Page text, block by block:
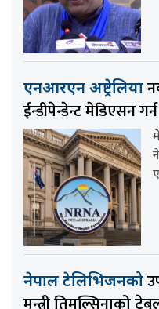
एनआरएन अष्ट्रेलिया
ईन्डीपेन्डेन्ट मेडिएसन
नेपाल टेलिभिजनको